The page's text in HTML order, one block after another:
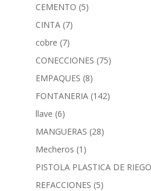
CEMENTO (5)
CINTA (7)
cobre (7)
CONECCIONES (75)
EMPAQUES (8)
FONTANERIA (142)
llave (6)
MANGUERAS (28)
Mecheros (1)
PISTOLA PLASTICA DE RIEGO
REFACCIONES (5)